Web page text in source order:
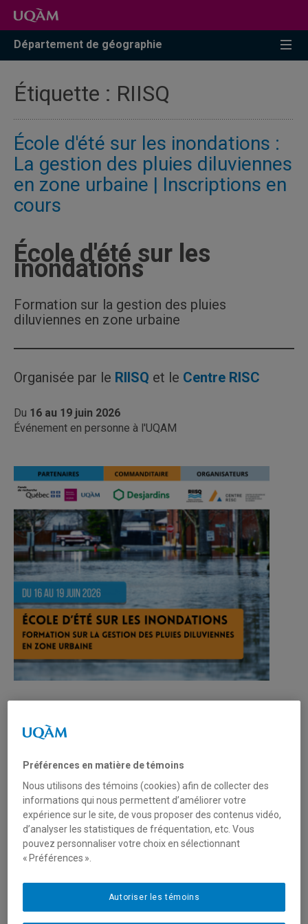
Accéder
recherche
Accéder
menu
pricipal
Accéder
zone
Département de géographie
Étiquette : RIISQ
École d'été sur les inondations :
La gestion des pluies diluviennes
en zone urbaine | Inscriptions en
cours
École d'été sur les
inondations
Formation sur la gestion des pluies
diluviennes en zone urbaine
Organisée par le RIISQ et le Centre RISC
Du 16 au 19 juin 2026
Événement en personne à l'UQAM
phénomènes météorologiques extrêmes dans un
contexte de bouleversements climatiques, les risques
préoccupants. Ils nécessitent une compréhension
approfondie afin d’être mieux anticipés, prévenus et
gérés.
Face à ces enjeux, le Réseau Inondations Intersectoriel du
Québec (RIISQ) et le Centre de Recherche et d'Innovation
en Sécurité Civile du Québec (RISC) organisent une école
16 au 19 juin 2026. Loin d’être une formation destinée
seulement aux étudiants et étudiantes, cette école d’été
Préférences en matière de témoins
Nous utilisons des témoins (cookies) afin de collecter des
informations qui nous permettent d’améliorer votre
expérience sur le site, de vous proposer des contenus vidéo,
d’analyser les statistiques de fréquentation, etc. Vous
pouvez personnaliser votre choix en sélectionnant
« Préférences ».
Autoriser les témoins